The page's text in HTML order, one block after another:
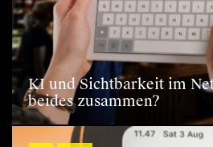
KI und Sichtbarkeit im
beides zusammen?